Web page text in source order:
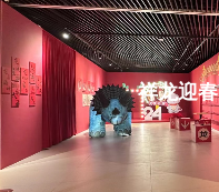
祥龙迎春